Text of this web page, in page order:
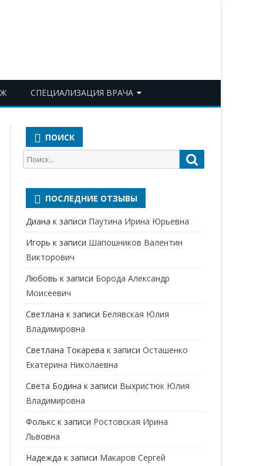
СПЕЦИАЛИЗАЦИЯ ВРАЧА
АЛЛЕРГОЛОГ-ИММУНОЛОГ
АНЕСТЕЗИОЛОГ-
БАКТЕРИОЛОГ
ВЕРТЕБРОЛОГ
ГАСТРОЭНТЕРОЛОГ
ГИНЕКОЛОГ
ГОМЕОПАТ
ДЕРМАТОЛОГ
ДЕТСКИЕ ВРАЧИ ДЕТСКИЙ КАРДИОЛОГ
ДЕТСКИЙ ХИРУРГ
КАРДИОЛОГ
КОСМЕТОЛОГ
ПОИСК
Поиск
для:
ПОСЛЕДНИЕ ОТЗЫВЫ
Диана к записи Паутина Ирина Юрьевна
Игорь к записи Шапошников Валентин
Викторович
Любовь к записи Борода Александр
Моисеевич
Светлана к записи Белявская Юлия
Владимировна
Cветлана Токарева к записиОсташенко
Екатерина Николаевна
Света Бодина к записи Выхристюк Юлия
Владимировна
Фолькс к записи Ростовская Ирина
Львовна
Надежда к записи Макаров Сергей